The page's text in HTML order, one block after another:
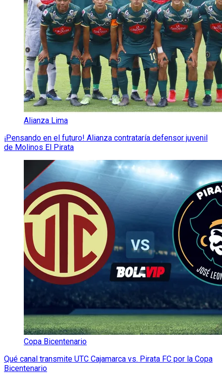
Alianza Lima
¡Pensando en el futuro! Alianza contrataría defensor juvenil
de Molinos El Pirata
Copa Bicentenario
Qué canal transmite UTC Cajamarca vs. Pirata FC por la Copa
Bicentenario